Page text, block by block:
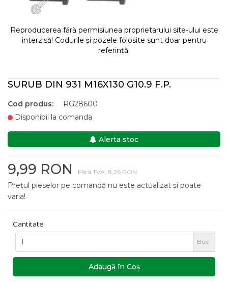
Reproducerea fără permisiunea proprietarului site-ului este
interzisă! Codurile și pozele folosite sunt doar pentru
referință.
SURUB DIN 931 M16X130 G10.9 F.P.
Cod produs:
RG28600
Disponibil la comanda
Alerta stoc
9,99 RON Fără TVA: 8,26 RON
Prețul pieselor pe comandă nu este actualizat și poate
varia!
Cantitate
Buc
Adaugă în Coş